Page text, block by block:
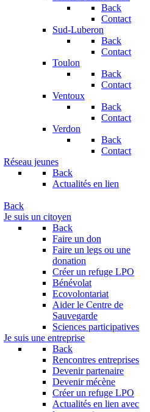
Back
Contact
Sud-Luberon
Back
Contact
Toulon
Back
Contact
Ventoux
Back
Contact
Verdon
Back
Contact
Réseau jeunes
Back
Actualités en lien
Back
Je suis un citoyen
Back
Faire un don
Faire un legs ou une
donation
Créer un refuge LPO
Bénévolat
Ecovolontariat
Aider le Centre de
Sauvegarde
Sciences participatives
Je suis une entreprise
Back
Rencontres entreprises
Devenir partenaire
Devenir mécène
Créer un refuge LPO
Actualités en lien avec